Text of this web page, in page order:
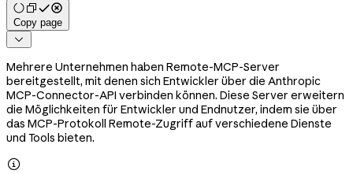
Copy page

Mehrere Unternehmen haben Remote-MCP-Server
bereitgestellt, mit denen sich Entwickler über die Anthropic
MCP-Connector-API verbinden können. Diese Server erweitern
die Möglichkeiten für Entwickler und Endnutzer, indem sie über
das MCP-Protokoll Remote-Zugriff auf verschiedene Dienste
und Tools bieten.
